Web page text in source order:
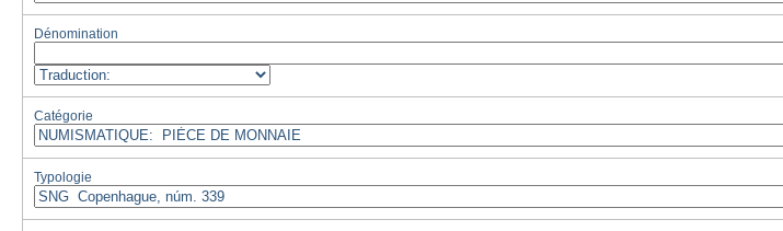
Dénomination
Catégorie
Typologie